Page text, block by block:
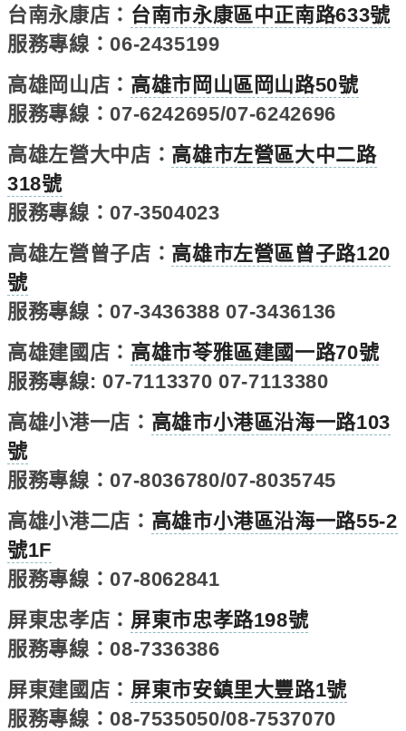
台南永康店： 台南市永康區中正南路633號
服務專線：06-2435199
高雄岡山店： 高雄市岡山區岡山路50號
服務專線：07-6242695/07-6242696
高雄左營大中店： 高雄市左營區大中二路
318號
服務專線：07-3504023
高雄左營曾子店： 高雄市左營區曾子路120
號
服務專線：07-3436388 07-3436136
高雄建國店： 高雄市苓雅區建國一路70號
服務專線: 07-7113370 07-7113380
高雄小港一店： 高雄市小港區沿海一路103
號
服務專線：07-8036780/07-8035745
高雄小港二店： 高雄市小港區沿海一路55-2
號1F
服務專線：07-8062841
屏東忠孝店： 屏東市忠孝路198號
服務專線：08-7336386
屏東建國店： 屏東市安鎮里大豐路1號
服務專線：08-7535050/08-7537070